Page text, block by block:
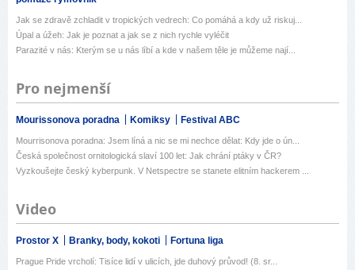
Jak se zdravě zchladit v tropických vedrech: Co pomáhá a kdy už riskuj...
Úpal a úžeh: Jak je poznat a jak se z nich rychle vyléčit
Parazité v nás: Kterým se u nás líbí a kde v našem těle je můžeme nají...
Pro nejmenší
Mourissonova poradna Komiksy Festival ABC
Mourrisonova poradna: Jsem líná a nic se mi nechce dělat: Kdy jde o ún...
Česká společnost ornitologická slaví 100 let: Jak chrání ptáky v ČR?
Vyzkoušejte český kyberpunk. V Netspectre se stanete elitním hackerem ...
Video
Prostor X Branky, body, kokoti Fortuna liga
Prague Pride vrcholí: Tisíce lidí v ulicích, jde duhový průvod! (8. sr...